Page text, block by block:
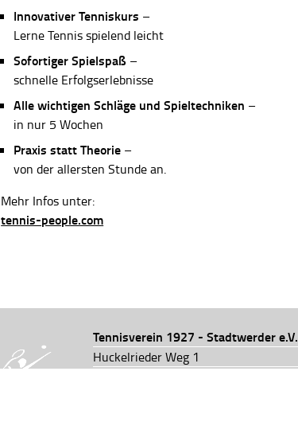
Innovativer Tenniskurs –
Lerne Tennis spielend leicht
Sofortiger Spielspaß –
schnelle Erfolgserlebnisse
Alle wichtigen Schläge und Spieltechniken –
in nur 5 Wochen
Praxis statt Theorie –
von der allersten Stunde an.
Mehr Infos unter:
tennis-people.com
Tennisverein 1927 - Stadtwerder e.V.
Huckelrieder Weg 1